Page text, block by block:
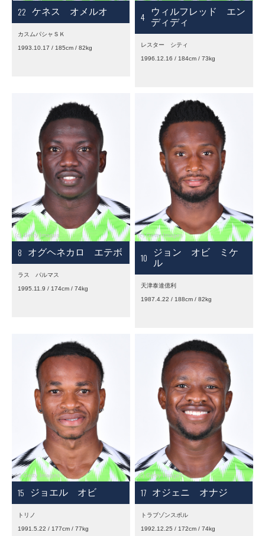
22 ケネス オメルオ
カスムパシャＳＫ
1993.10.17 / 185cm / 82kg
4
ウィルフレッド エン
ディディ
レスター シティ
1996.12.16 / 184cm / 73kg
8 オグヘネカロ エテボ
ラス パルマス
1995.11.9 / 174cm / 74kg
10
ジョン オビ ミケ
ル
天津泰達億利
1987.4.22 / 188cm / 82kg
15 ジョエル オビ
トリノ
1991.5.22 / 177cm / 77kg
17 オジェニ オナジ
トラブゾンスポル
1992.12.25 / 172cm / 74kg